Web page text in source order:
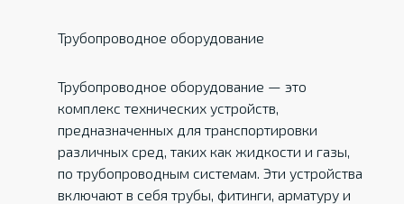
Трубопроводное оборудование
Трубопроводное оборудование — это
комплекс технических устройств,
предназначенных для транспортировки
различных сред, таких как жидкости и газы,
по трубопроводным системам. Эти устройства
включают в себя трубы, фитинги, арматуру и